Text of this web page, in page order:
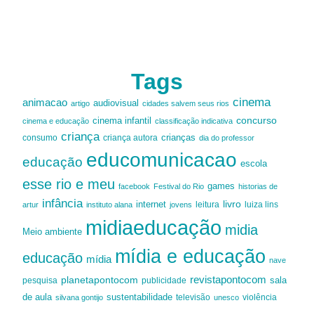
Tags
animacao artigo audiovisual cidades salvem seus rios cinema
cinema e educação cinema infantil classificação indicativa concurso
consumo criança criança autora crianças dia do professor
educação educomunicacao escola
esse rio e meu facebook Festival do Rio games historias de
artur infância instituto alana internet jovens leitura livro luiza lins
Meio ambiente midiaeducação midia
educação mídia mídia e educação nave
pesquisa planetapontocom publicidade revistapontocom sala
de aula silvana gontijo sustentabilidade televisão unesco violência